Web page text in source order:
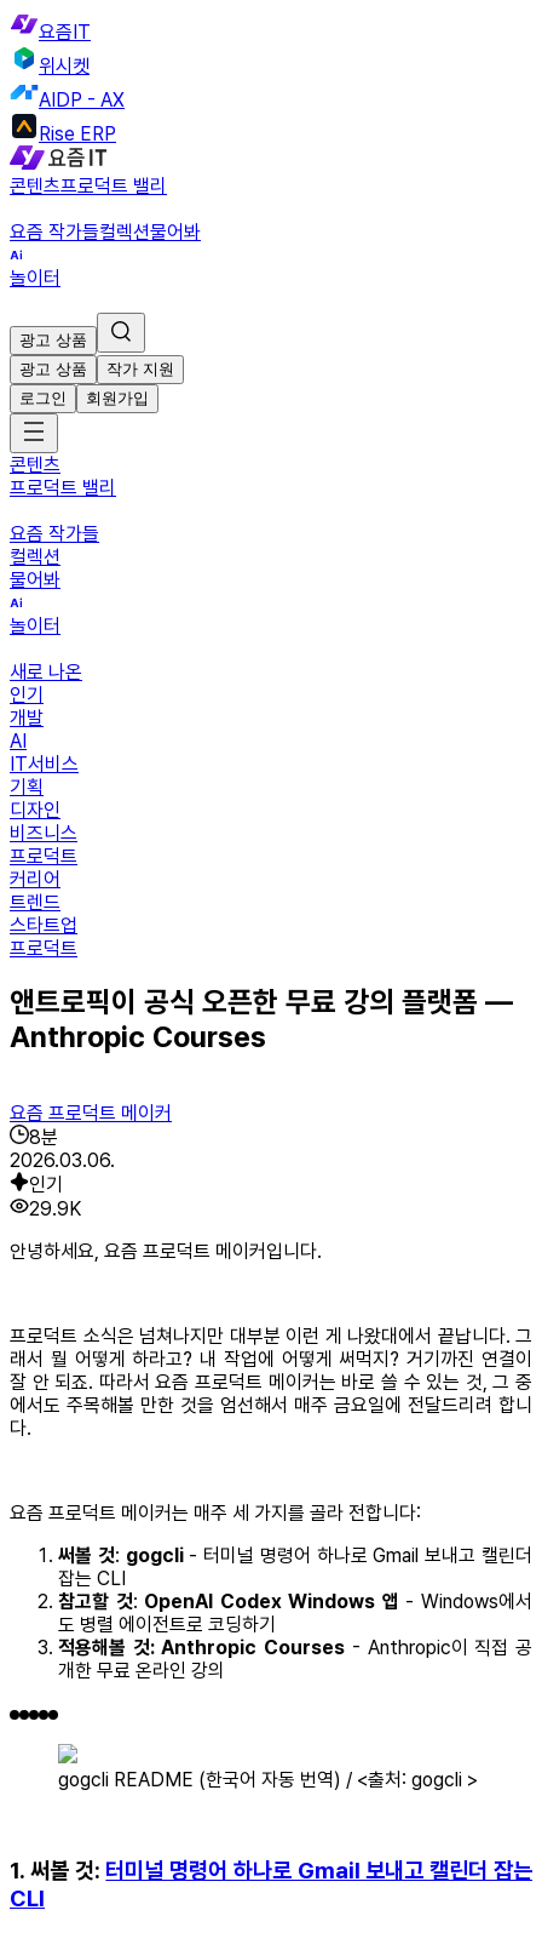
요즘IT
위시켓
AIDP - AX
Rise ERP
콘텐츠프로덕트 밸리
요즘 작가들컬렉션물어봐
놀이터
광고 상품
광고 상품
작가 지원
로그인
회원가입
콘텐츠
프로덕트 밸리
요즘 작가들
컬렉션
물어봐
놀이터
새로 나온
인기
개발
AI
IT서비스
기획
디자인
비즈니스
프로덕트
커리어
트렌드
스타트업
프로덕트
앤트로픽이 공식 오픈한 무료 강의 플랫폼 —
Anthropic Courses
요즘 프로덕트 메이커
8분
2026.03.06.
인기
29.9K
안녕하세요, 요즘 프로덕트 메이커입니다.
프로덕트 소식은 넘쳐나지만 대부분 이런 게 나왔대에서 끝납니다. 그
래서 뭘 어떻게 하라고? 내 작업에 어떻게 써먹지? 거기까진 연결이
잘 안 되죠. 따라서 요즘 프로덕트 메이커는 바로 쓸 수 있는 것, 그 중
에서도 주목해볼 만한 것을 엄선해서 매주 금요일에 전달드리려 합니
다.
요즘 프로덕트 메이커는 매주 세 가지를 골라 전합니다:
써볼 것: gogcli- 터미널 명령어 하나로 Gmail 보내고 캘린더
잡는 CLI
참고할 것: OpenAI Codex Windows 앱 - Windows에서
도 병렬 에이전트로 코딩하기
적용해볼 것: Anthropic Courses - Anthropic이 직접 공
개한 무료 온라인 강의
gogcli README (한국어 자동 번역) / <출처: gogcli >
1. 써볼 것: 터미널 명령어 하나로 Gmail 보내고 캘린더 잡는
CLI